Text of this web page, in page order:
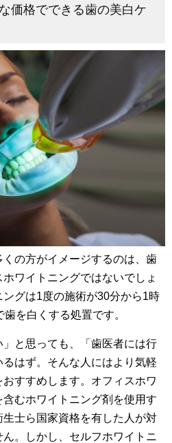
価格でできる歯の美白ケ
の方がイメージするのは、歯
ワイトニングではないでしょ
グは1度の施術が30分から1時
を白くする処置です。
と思っても、「歯医者には行
はず。そんな人にはより気軽
すすめします。オフィスホワ
むホワイトニング剤を使用す
士ら国家資格を有した人が対
。しかし、セルフホワイトニ